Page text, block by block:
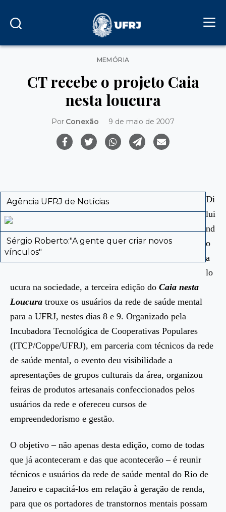
Categorias
MEMÓRIA
CT recebe o projeto Caia
nesta loucura
Por Conexão 9 de maio de 2007
Agência UFRJ de Notícias
Sérgio Roberto:"A gente quer criar novos
vínculos"
Di
lui
nd
o
a
lo
ucura na sociedade, a terceira edição do Caia nesta
Loucura trouxe os usuários da rede de saúde mental
para a UFRJ, nestes dias 8 e 9. Organizado pela
Incubadora Tecnológica de Cooperativas Populares
(ITCP/Coppe/UFRJ), em parceria com técnicos da rede
de saúde mental, o evento deu visibilidade a
apresentações de grupos culturais da área, organizou
feiras de produtos artesanais confeccionados pelos
usuários da rede e ofereceu cursos de
empreendedorismo e gestão.
O objetivo – não apenas desta edição, como de todas
que já aconteceram e das que acontecerão – é reunir
técnicos e usuários da rede de saúde mental do Rio de
Janeiro e capacitá-los em relação à geração de renda,
para que os portadores de transtornos mentais possam